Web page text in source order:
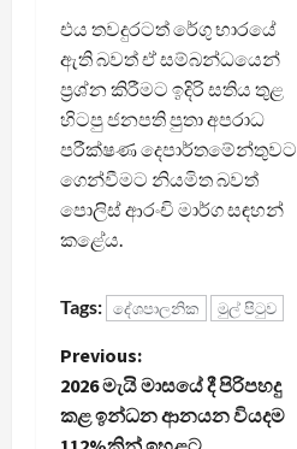
එය තවදුරටත් රේගු භාරයේ
ඇති බවත් ඒ සම්බන්ධයෙන්
ප්‍රශ්න කිරීමට ඉදිරි සතිය තුළ
හිටපු ජනපති පුතා අපරාධ
පරීක්ෂණ දෙපාර්තමේන්තුවට
ගෙන්වීමට නියමිත බවත්
පොලිස් ආරංචි මාර්ග සඳහන්
කළේය.
Tags: දේශපාලනික මුල් පිටුව
P
o
Previous:
2026 මැයි මාසයේ දී පිරිපහදු
කළ ඉන්ධන ආනයන වියදම